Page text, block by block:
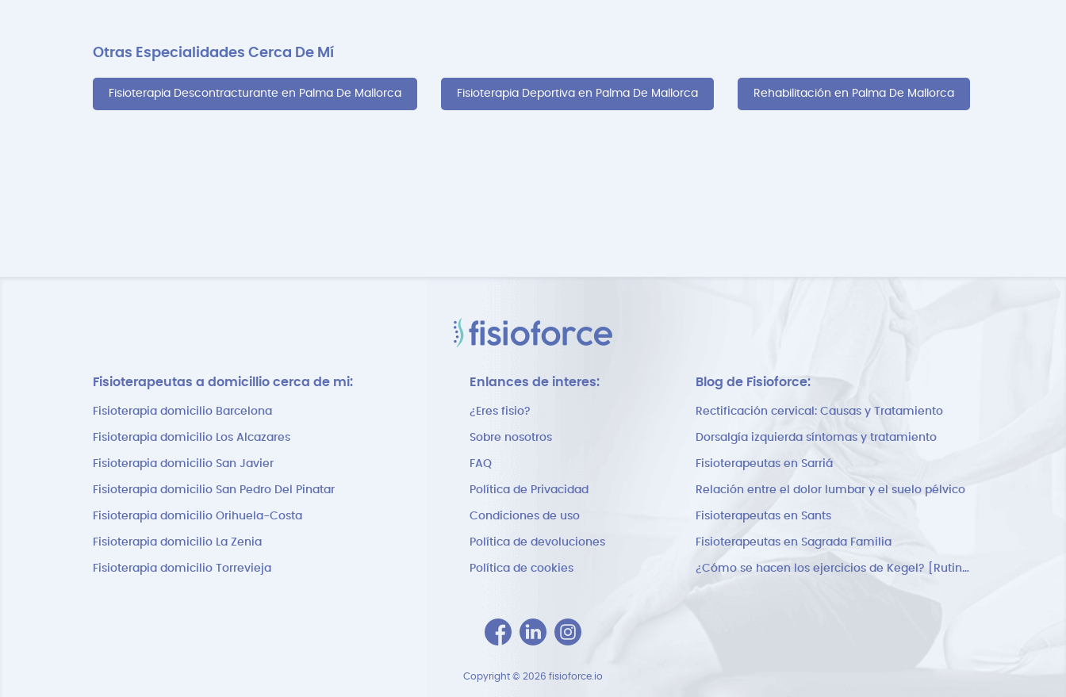
Otras Especialidades Cerca De Mí
Fisioterapia Descontracturante en Palma De Mallorca Fisioterapia Deportiva en Palma De Mallorca Rehabilitación en Palma De Mallorca
Fisioterapeutas a domicillio cerca de mi:
Fisioterapia domicilio Barcelona
Fisioterapia domicilio Los Alcazares
Fisioterapia domicilio San Javier
Fisioterapia domicilio San Pedro Del Pinatar
Fisioterapia domicilio Orihuela-Costa
Fisioterapia domicilio La Zenia
Fisioterapia domicilio Torrevieja
Enlances de interes:
¿Eres fisio?
Sobre nosotros
FAQ
Política de Privacidad
Condiciones de uso
Política de devoluciones
Política de cookies
Blog de Fisioforce:
Rectificación cervical: Causas y Tratamiento
Dorsalgía izquierda síntomas y tratamiento
Fisioterapeutas en Sarriá
Relación entre el dolor lumbar y el suelo pélvico
Fisioterapeutas en Sants
Fisioterapeutas en Sagrada Familia
¿Cómo se hacen los ejercicios de Kegel? [Rutina]
Copyright © 2026 fisioforce.io